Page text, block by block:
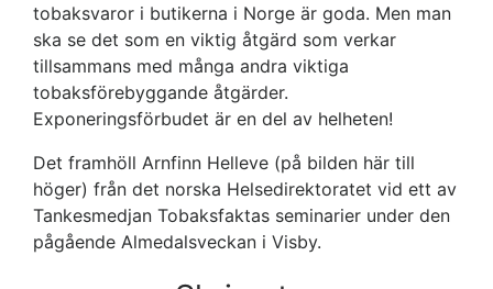
tobaksvaror i butikerna i Norge är goda. Men man
ska se det som en viktig åtgärd som verkar
tillsammans med många andra viktiga
tobaksförebyggande åtgärder.
Exponeringsförbudet är en del av helheten!
Det framhöll Arnfinn Helleve (på bilden här till
höger) från det norska Helsedirektoratet vid ett av
Tankesmedjan Tobaksfaktas seminarier under den
pågående Almedalsveckan i Visby.